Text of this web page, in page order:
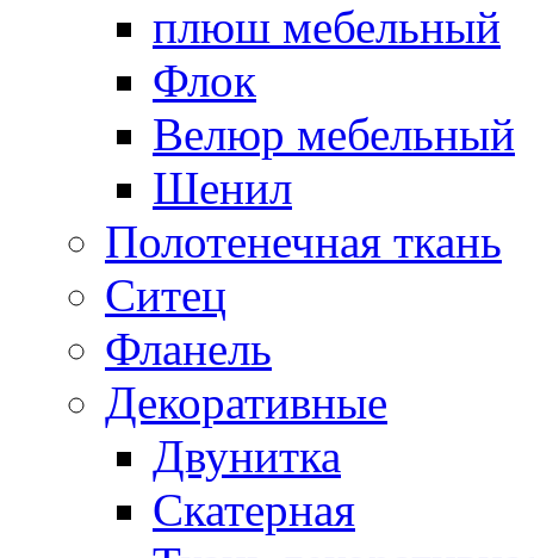
плюш мебельный
Флок
Велюр мебельный
Шенил
Полотенечная ткань
Ситец
Фланель
Декоративные
Двунитка
Скатерная